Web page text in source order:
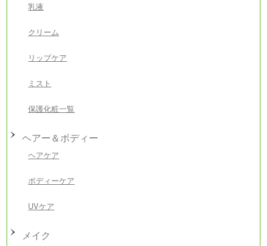
乳液
クリーム
リップケア
ミスト
保護化粧一覧
ヘアー＆ボディー
ヘアケア
ボディーケア
UVケア
メイク